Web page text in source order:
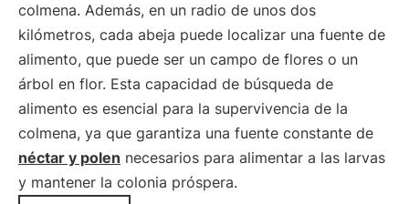
colmena. Además, en un radio de unos dos
kilómetros, cada abeja puede localizar una fuente de
alimento, que puede ser un campo de flores o un
árbol en flor. Esta capacidad de búsqueda de
alimento es esencial para la supervivencia de la
colmena, ya que garantiza una fuente constante de
néctar y polen necesarios para alimentar a las larvas
y mantener la colonia próspera.